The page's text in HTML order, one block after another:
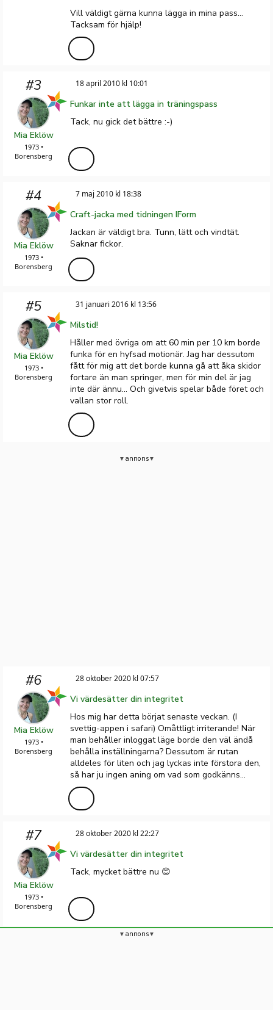
Vill väldigt gärna kunna lägga in mina pass...
Tacksam för hjälp!
#3
Mia Eklöw
1973 •
Borensberg
18 april 2010 kl 10:01
Funkar inte att lägga in träningspass
Tack, nu gick det bättre :-)
#4
Mia Eklöw
1973 •
Borensberg
7 maj 2010 kl 18:38
Craft-jacka med tidningen IForm
Jackan är väldigt bra. Tunn, lätt och vindtät.
Saknar fickor.
#5
Mia Eklöw
1973 •
Borensberg
31 januari 2016 kl 13:56
Milstid!
Håller med övriga om att 60 min per 10 km borde
funka för en hyfsad motionär. Jag har dessutom
fått för mig att det borde kunna gå att åka skidor
fortare än man springer, men för min del är jag
inte där ännu... Och givetvis spelar både föret och
vallan stor roll.
annons
#6
Mia Eklöw
1973 •
Borensberg
28 oktober 2020 kl 07:57
Vi värdesätter din integritet
Hos mig har detta börjat senaste veckan. (I
svettig-appen i safari) Omåttligt irriterande! När
man behåller inloggat läge borde den väl ändå
behålla inställningarna? Dessutom är rutan
alldeles för liten och jag lyckas inte förstora den,
så har ju ingen aning om vad som godkänns...
#7
Mia Eklöw
1973 •
Borensberg
28 oktober 2020 kl 22:27
Vi värdesätter din integritet
Tack, mycket bättre nu 😊
annons